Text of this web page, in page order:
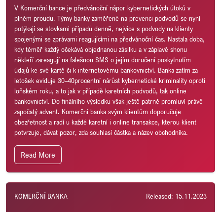
V Komerční bance je předvánoční nápor kybernetických útoků v
plném proudu. Týmy banky zaměřené na prevenci podvodů se nyní
potýkají se stovkami případů denně, nejvíce s podvody na klienty
spojenými se zprávami reagujícími na předvánoční čas. Nastala doba,
kdy téměř každý očekává objednanou zásilku a v záplavě shonu
někteří zareagují na falešnou SMS o jejím doručení poskytnutím
údajů ke své kartě či k internetovému bankovnictví. Banka zatím za
letošek eviduje 30–40procentní nárůst kybernetické kriminality oproti
loňském roku, a to jak v případě karetních podvodů, tak online
bankovnictví. Do finálního výsledku však ještě patrně promluví právě
započatý advent. Komerční banka svým klientům doporučuje
obezřetnost a radí u každé karetní i online transakce, kterou klient
potvrzuje, dávat pozor, zda souhlasí částka a název obchodníka.
Read More
KOMERČNÍ BANKA Released: 15.11.2023